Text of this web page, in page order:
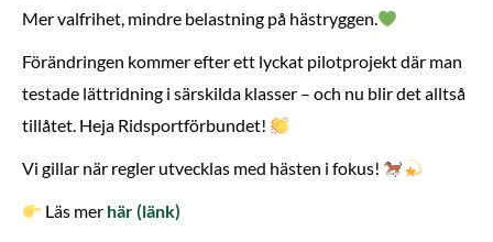
Mer valfrihet, mindre belastning på hästryggen.
Förändringen kommer efter ett lyckat pilotprojekt där man
testade lättridning i särskilda klasser – och nu blir det alltså
tillåtet. Heja Ridsportförbundet!
Vi gillar när regler utvecklas med hästen i fokus!
Läs mer här (länk)